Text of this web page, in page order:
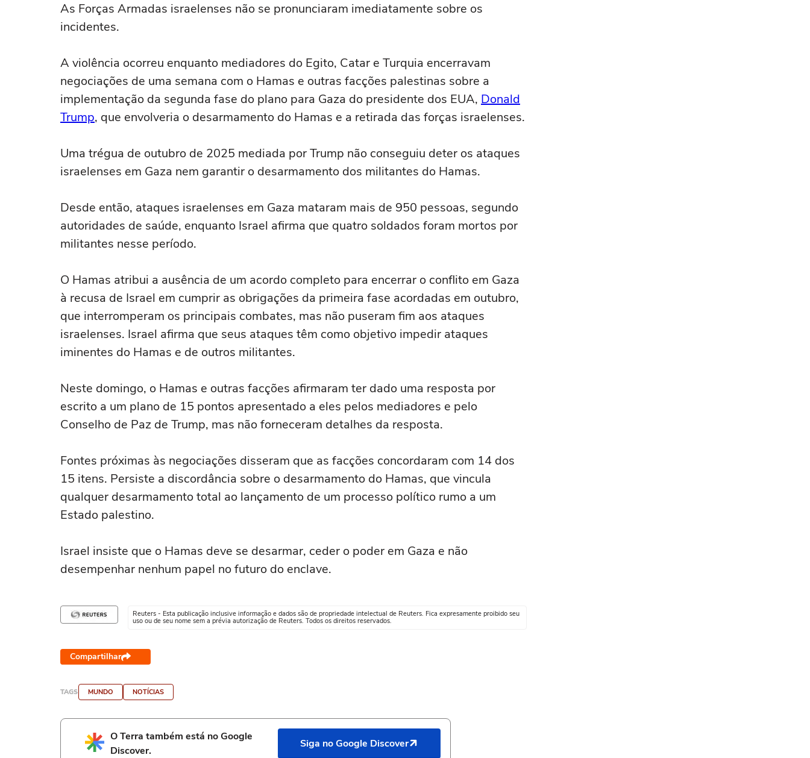
As Forças Armadas israelenses ‌não se pronunciaram imediatamente sobre os
incidentes.
A violência ocorreu ⁠enquanto mediadores do Egito, Catar e Turquia encerravam
negociações de uma semana com o Hamas e outras facções palestinas sobre a
implementação da segunda fase do plano para Gaza do presidente dos EUA, Donald
Trump, que envolveria o desarmamento do ‌Hamas e a retirada das forças israelenses.
Uma trégua de outubro ‌de 2025 mediada por ⁠Trump não ⁠conseguiu deter os ataques
israelenses em Gaza nem garantir o desarmamento dos ⁠militantes do Hamas.
Desde então, ‌ataques israelenses em Gaza ‌mataram mais de 950 pessoas, segundo
autoridades de saúde, enquanto Israel afirma que quatro soldados foram mortos por
militantes nesse período.
O Hamas atribui a ausência de um acordo ⁠completo para encerrar o conflito em Gaza
à recusa de Israel em cumprir as obrigações da primeira fase acordadas em outubro,
que interromperam os principais combates, mas não puseram fim aos ataques
israelenses. Israel ‌afirma que seus ataques têm como objetivo impedir ataques
iminentes do Hamas e de outros militantes.
Neste domingo, o Hamas e ⁠outras facções afirmaram ter dado uma resposta por
escrito a um plano de 15 pontos apresentado a eles pelos mediadores e pelo
Conselho de Paz de Trump, mas não forneceram detalhes da resposta.
Fontes próximas às negociações disseram que as facções concordaram com 14 dos
15 itens. Persiste a discordância sobre o desarmamento do Hamas, que vincula
qualquer desarmamento total ao lançamento de um processo político rumo a um
Estado palestino.
Israel insiste que o Hamas deve se desarmar, ceder o poder em Gaza e não
desempenhar nenhum papel no futuro do enclave.
Reuters - Esta publicação inclusive informação e dados são de propriedade intelectual de Reuters. Fica expresamente proibido seu
uso ou de seu nome sem a prévia autorização de Reuters. Todos os direitos reservados.
Compartilhar
TAGS MUNDO NOTÍCIAS
O Terra também está no Google
Discover.
Siga no Google Discover